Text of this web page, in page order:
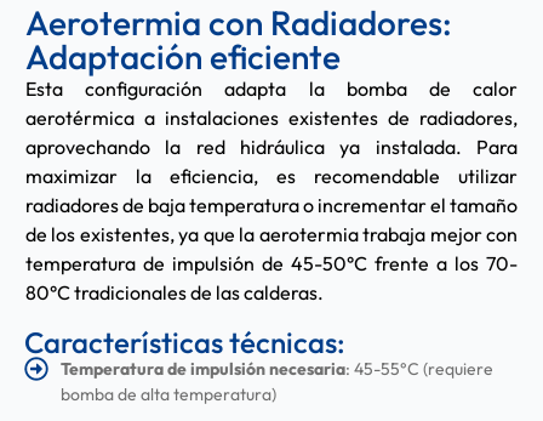
Aerotermia con Radiadores:
Adaptación eficiente
Esta configuración adapta la bomba de calor
aerotérmica a instalaciones existentes de radiadores,
aprovechando la red hidráulica ya instalada. Para
maximizar la eficiencia, es recomendable utilizar
radiadores de baja temperatura o incrementar el tamaño
de los existentes, ya que la aerotermia trabaja mejor con
temperatura de impulsión de 45-50°C frente a los 70-
80°C tradicionales de las calderas.
Características técnicas:
Temperatura de impulsión necesaria: 45-55°C (requiere
bomba de alta temperatura)